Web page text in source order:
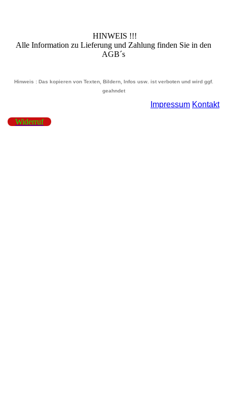
HINWEIS !!!
Alle Information zu Lieferung und Zahlung finden Sie in den
AGB´s
Hinweis : Das kopieren von Texten, Bildern, Infos usw. ist verboten und wird ggf.
geahndet
Impressum Kontakt
Widerruf